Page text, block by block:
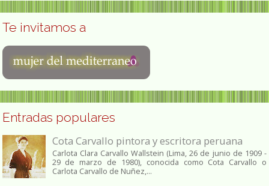
Te invitamos a
Entradas populares
Cota Carvallo pintora y escritora peruana
Carlota Clara Carvallo Wallstein (Lima, 26 de junio de 1909 -
29 de marzo de 1980), conocida como Cota Carvallo o
Carlota Carvallo de Nuñez,...